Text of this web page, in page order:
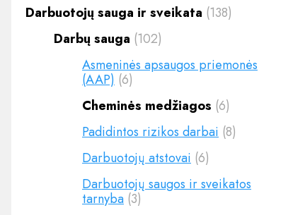
Darbuotojų sauga ir sveikata (138)
Darbų sauga (102)
Asmeninės apsaugos priemonės
(AAP) (6)
Cheminės medžiagos (6)
Padidintos rizikos darbai (8)
Darbuotojų atstovai (6)
Darbuotojų saugos ir sveikatos
tarnyba (3)